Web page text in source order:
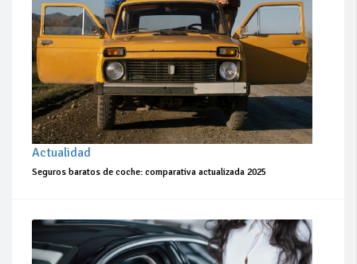
Actualidad
Seguros baratos de coche: comparativa actualizada 2025